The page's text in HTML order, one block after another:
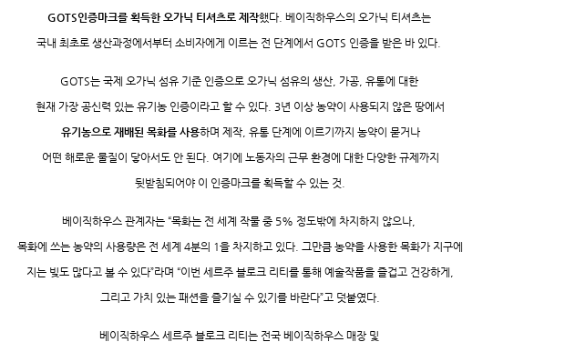
GOTS인증마크를 획득한 오가닉 티셔츠로 제작했다. 베이직하우스의 오가닉 티셔츠는
국내 최초로 생산과정에서부터 소비자에게 이르는 전 단계에서 GOTS 인증을 받은 바 있다.
GOTS는 국제 오가닉 섬유 기준 인증으로 오가닉 섬유의 생산, 가공, 유통에 대한
현재 가장 공신력 있는 유기농 인증이라고 할 수 있다. 3년 이상 농약이 사용되지 않은 땅에서
유기농으로 재배된 목화를 사용하며 제작, 유통 단계에 이르기까지 농약이 묻거나
어떤 해로운 물질이 닿아서도 안 된다. 여기에 노동자의 근무 환경에 대한 다양한 규제까지
뒷받침되어야 이 인증마크를 획득할 수 있는 것.
베이직하우스 관계자는 “목화는 전 세계 작물 중 5% 정도밖에 차지하지 않으나,
목화에 쓰는 농약의 사용량은 전 세계 4분의 1을 차지하고 있다. 그만큼 농약을 사용한 목화가 지구에
지는 빚도 많다고 볼 수 있다”라며 “이번 세르주 블로크 리티를 통해 예술작품을 즐겁고 건강하게,
그리고 가치 있는 패션을 즐기실 수 있기를 바란다”고 덧붙였다.
베이직하우스 세르주 블로크 리티는 전국 베이직하우스 매장 및